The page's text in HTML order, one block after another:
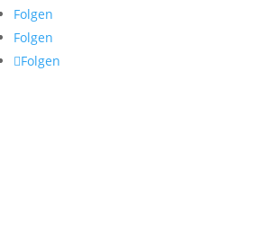
Folgen
Folgen
Folgen